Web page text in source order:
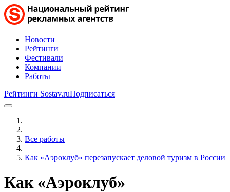
Новости
Рейтинги
Фестивали
Компании
Работы
Рейтинги Sostav.ruПодписаться
Все работы
Как «Аэроклуб» перезапускает деловой туризм в России
Как «Аэроклуб»